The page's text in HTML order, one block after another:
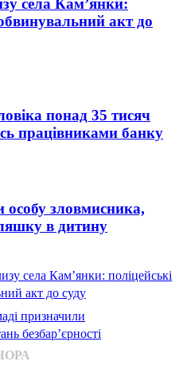
села Кам’янки:
акт до
понад 35 тисяч
працівниками банку
особу зловмисника,
в дитину
села Кам’янки: поліцейські
акт до суду
призначили
безбар’єрності